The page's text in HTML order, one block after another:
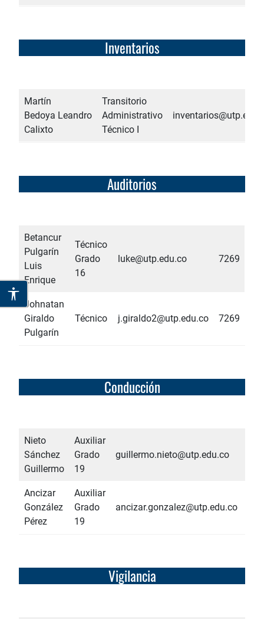
Inventarios
Martín
Bedoya Leandro
Calixto
Transitorio
Administrativo
Técnico I
Auditorios
Betancur
Pulgarín
Luis
Enrique
Técnico
Grado
16
luke@utp.edu.co 7269
Johnatan
Giraldo
Pulgarín
Técnico j.giraldo2@utp.edu.co 7269
Conducción
Nieto
Sánchez
Guillermo
Auxiliar
Grado
19
guillermo.nieto@utp.edu.co
Ancizar
González
Pérez
Auxiliar
Grado
19
ancizar.gonzalez@utp.edu.co
Vigilancia